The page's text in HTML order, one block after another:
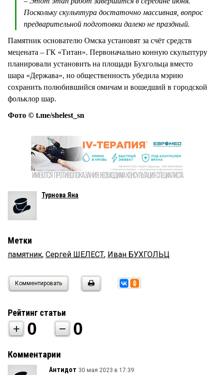
Поскольку скульптура достаточно массивная, вопрос
предварительной подготовки далеко не праздный.
Памятник основателю Омска установят за счёт средств
мецената – ГК «Титан». Первоначально конную скульптуру
планировали установить на площади Бухгольца вместо
шара «Держава», но общественность убедила мэрию
сохранить полюбившийся омичам и вошедший в городской
фольклор шар.
Фото © t.me/shelest_sn
Турнова Яна
Метки
памятник, Сергей ШЕЛЕСТ, Иван БУХГОЛЬЦ
Комментировать
Рейтинг статьи
0 0
Комментарии
Антидот 30 мая 2023 в 17:39: